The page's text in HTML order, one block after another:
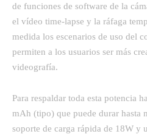
de funciones de software de la
el vídeo time-lapse y la ráfaga
medida los escenarios de uso del
permiten a los usuarios ser más
videografía.
Para respaldar toda esta potencia
mAh (tipo) que puede durar hasta
soporte de carga rápida de 18W y